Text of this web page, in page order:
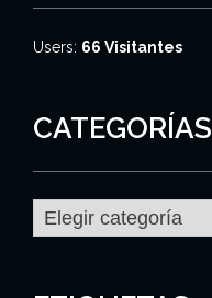
Users: 66 Visitantes
CATEGORÍAS